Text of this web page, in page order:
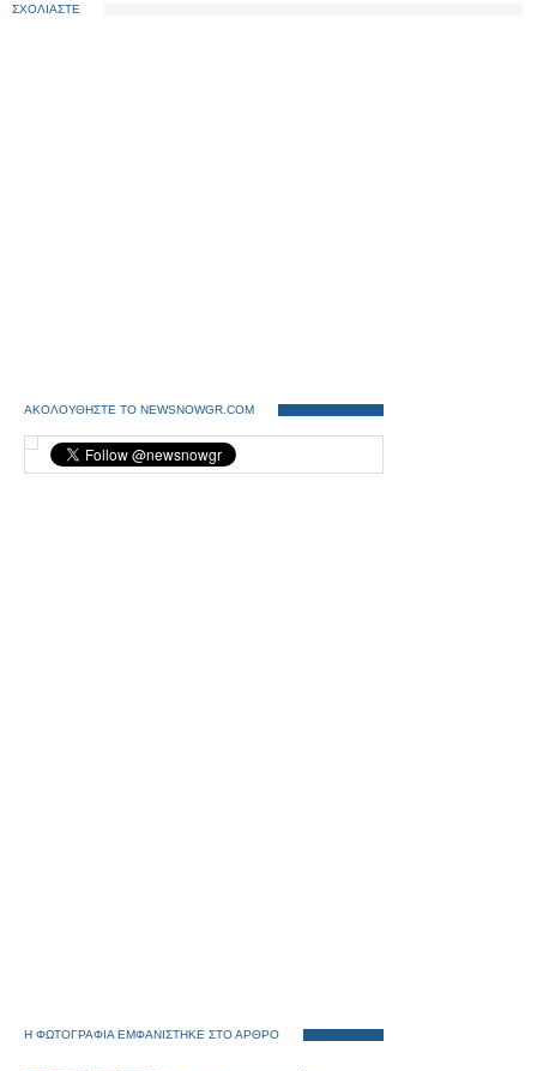
ΣΧΟΛΙΑΣΤΕ
ΑΚΟΛΟΥΘΗΣΤΕ ΤΟ NEWSNOWGR.COM
Η ΦΩΤΟΓΡΑΦΙΑ ΕΜΦΑΝΙΣΤΗΚΕ ΣΤΟ ΑΡΘΡΟ